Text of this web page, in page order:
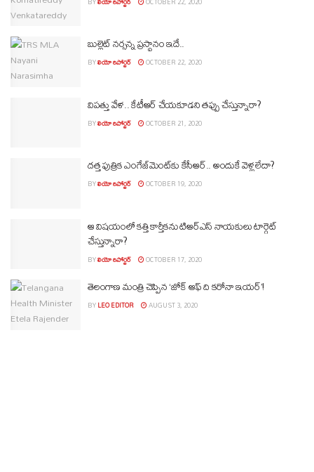
బుల్లెట్ నర్సన్న ప్రస్థానం ఇదే..
BYలియో రిపోర్టర్ OCTOBER 22, 2020
విపత్తు వేళ.. కేటీఆర్ చేయకూడని తప్పు చేస్తున్నారా?
BYలియో రిపోర్టర్ OCTOBER 21, 2020
దత్త పుత్రిక ఎంగేజ్‌మెంట్‌కు కేసీఆర్.. అందుకే వెళ్లలేదా?
BYలియో రిపోర్టర్ OCTOBER 19, 2020
ఆ విష‌యంలో క‌త్తి కార్తీక‌ను టిఆర్ఎస్ నాయ‌కులు టార్గెట్
చేస్తున్నారా?
BYలియో రిపోర్టర్ OCTOBER 17, 2020
తెలంగాణ మంత్రి చెప్పిన ‘జోక్ ఆఫ్ ది కరోనా ఇయర్’!
BYLEO EDITOR AUGUST 3, 2020